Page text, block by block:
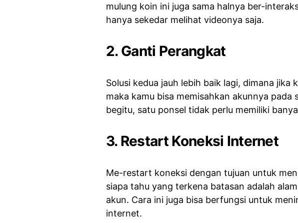
mulung koin ini juga sama halnya ber-
hanya sekedar melihat videonya saja.
2. Ganti Perangkat
Solusi kedua jauh lebih baik lagi, dimana jika
maka kamu bisa memisahkan akunnya pada
begitu, satu ponsel tidak perlu memiliki
3. Restart Koneksi Internet
Me-restart koneksi dengan tujuan untuk
siapa tahu yang terkena batasan adalah
akun. Cara ini juga bisa berfungsi untuk
internet.